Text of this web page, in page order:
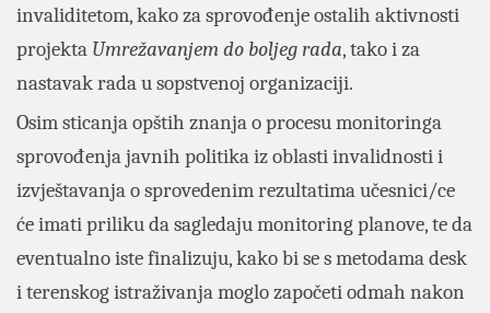
invaliditetom, kako za sprovođenje ostalih aktivnosti
projekta Umrežavanjem do boljeg rada, tako i za
nastavak rada u sopstvenoj organizaciji.
Osim sticanja opštih znanja o procesu monitoringa
sprovođenja javnih politika iz oblasti invalidnosti i
izvještavanja o sprovedenim rezultatima učesnici/ce
će imati priliku da sagledaju monitoring planove, te da
eventualno iste finalizuju, kako bi se s metodama desk
i terenskog istraživanja moglo započeti odmah nakon